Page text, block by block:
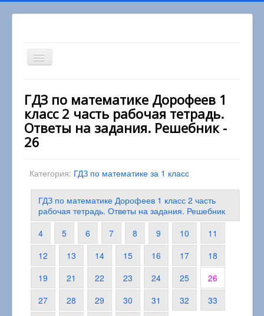
Включить/
выключить
Вы здесь:
Математика 1 класс
ГДЗ по математике Дорофеев 1 класс 2 часть
рабочая тетрадь. Ответы на задания. Решебник
ГДЗ по математике Дорофеев 1
класс 2 часть рабочая тетрадь.
Ответы на задания. Решебник -
26
Категория: ГДЗ по математике за 1 класс
ГДЗ по математике Дорофеев 1 класс 2 часть
рабочая тетрадь. Ответы на задания. Решебник
4
5 6 7 8 9 10
11
12
13 14 15 16 17
18
19
21 22 23 24 25
26
27
28 29 30 31 32
33